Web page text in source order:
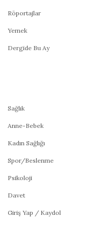
Röportajlar
Yemek
Dergide Bu Ay
Sağlık
Anne-Bebek
Kadın Sağlığı
Spor/Beslenme
Psikoloji
Davet
Giriş Yap / Kaydol